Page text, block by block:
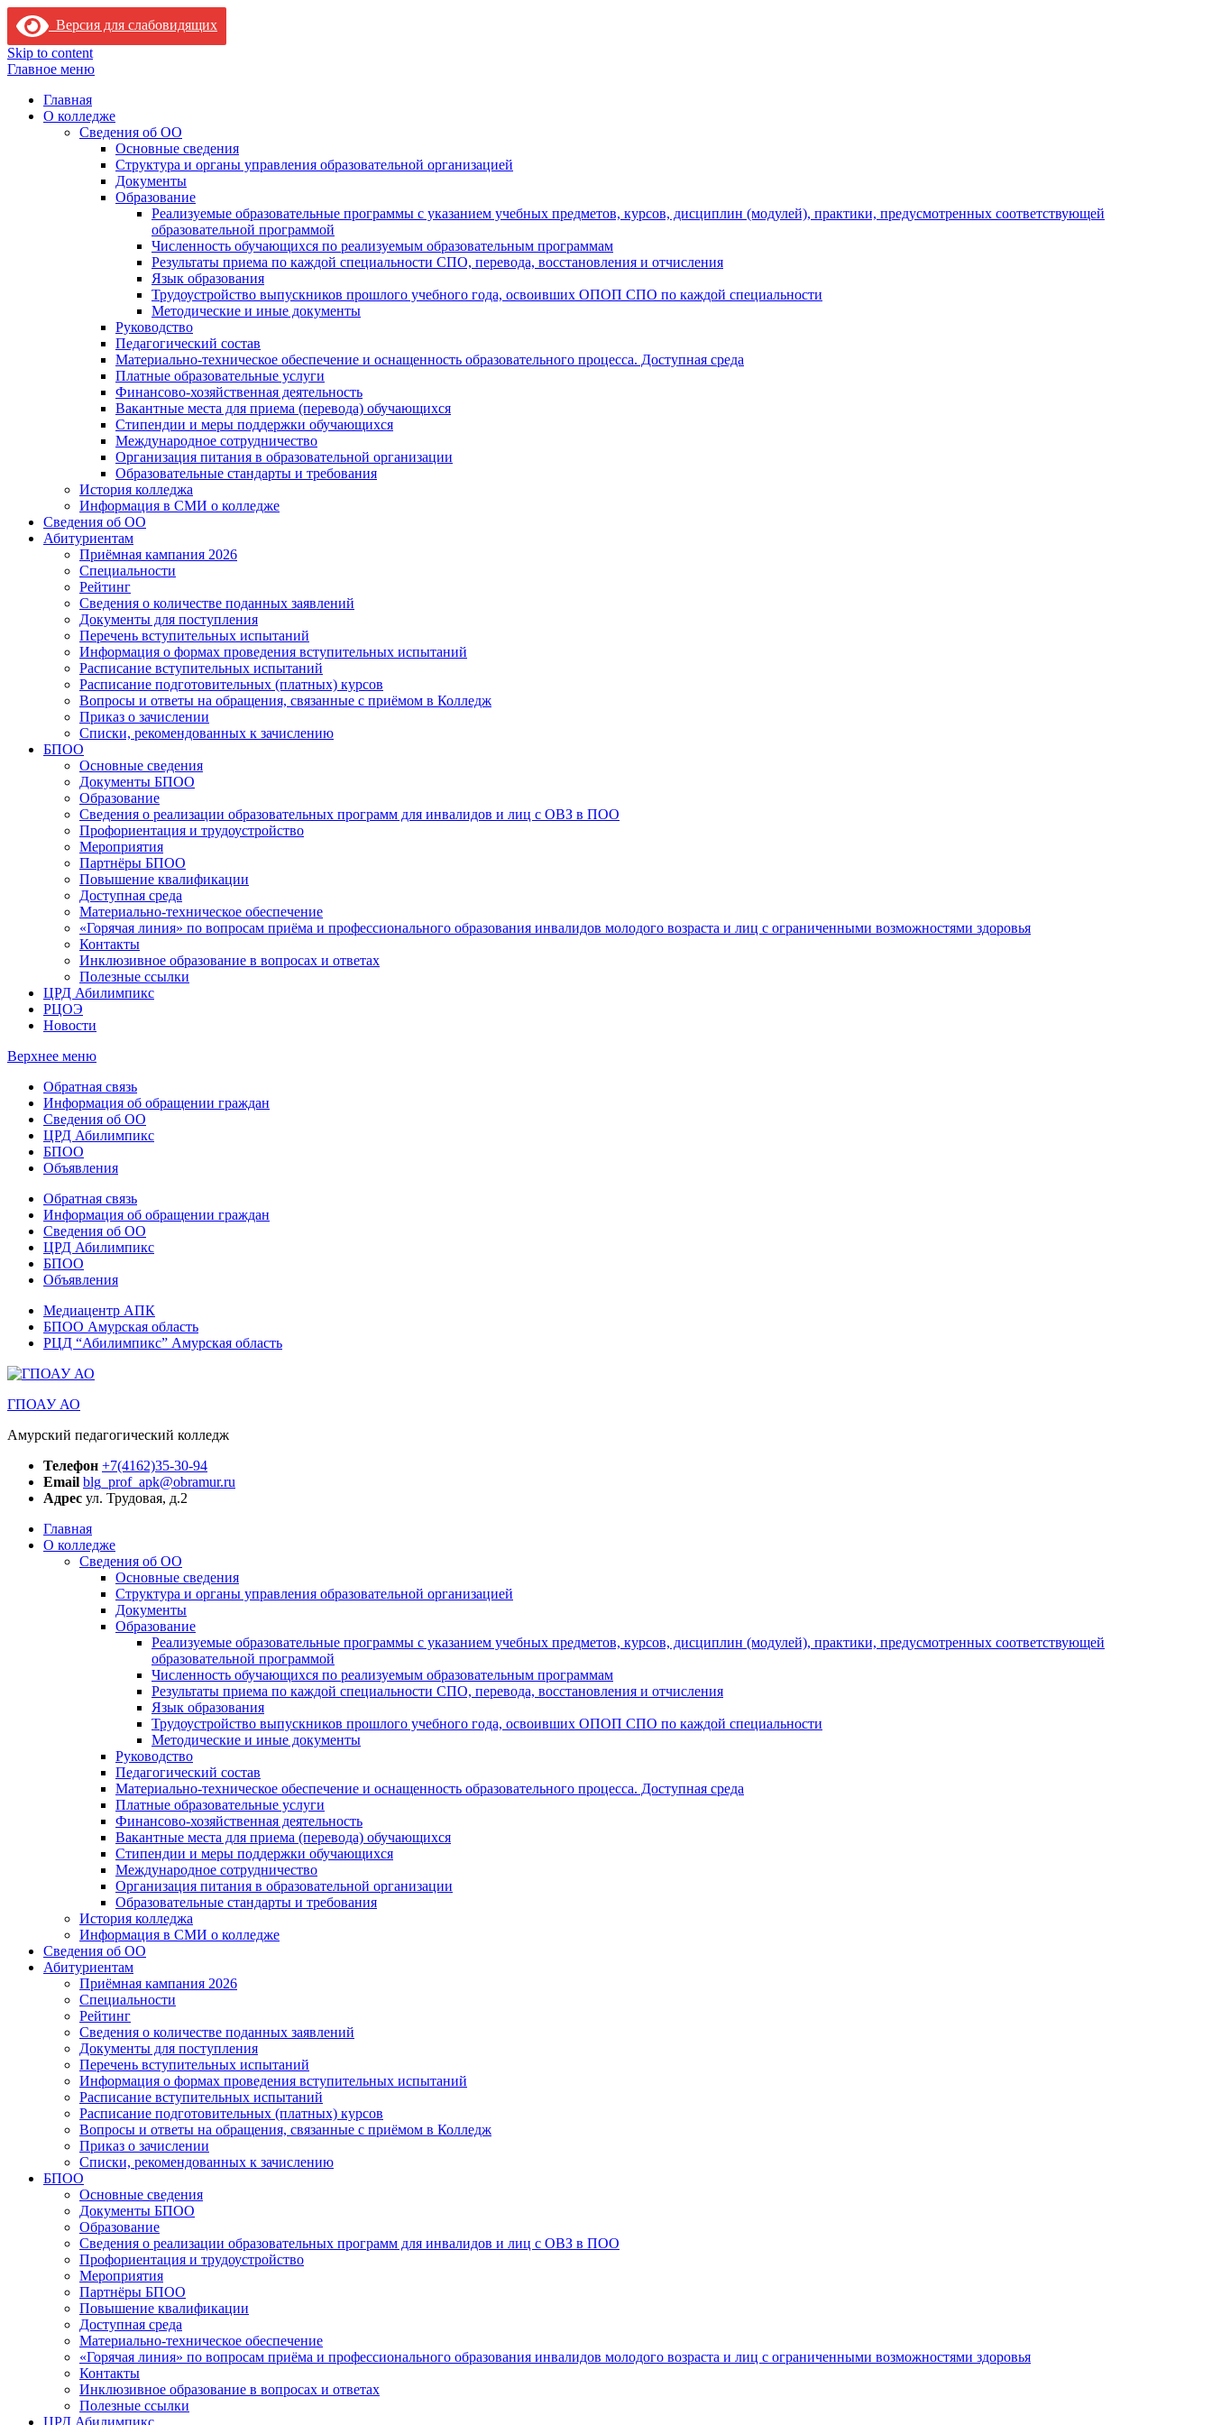
Версия для слабовидящих
Skip to content
Главное меню
Главная
О колледже
Сведения об ОО
Основные сведения
Структура и органы управления образовательной организацией
Документы
Образование
Реализуемые образовательные программы с указанием учебных предметов, курсов, дисциплин (модулей), практики, предусмотренных соответствующей
образовательной программой
Численность обучающихся по реализуемым образовательным программам
Результаты приема по каждой специальности СПО, перевода, восстановления и отчисления
Язык образования
Трудоустройство выпускников прошлого учебного года, освоивших ОПОП СПО по каждой специальности
Методические и иные документы
Руководство
Педагогический состав
Материально-техническое обеспечение и оснащенность образовательного процесса. Доступная среда
Платные образовательные услуги
Финансово-хозяйственная деятельность
Вакантные места для приема (перевода) обучающихся
Стипендии и меры поддержки обучающихся
Международное сотрудничество
Организация питания в образовательной организации
Образовательные стандарты и требования
История колледжа
Информация в СМИ о колледже
Сведения об ОО
Абитуриентам
Приёмная кампания 2026
Специальности
Рейтинг
Сведения о количестве поданных заявлений
Документы для поступления
Перечень вступительных испытаний
Информация о формах проведения вступительных испытаний
Расписание вступительных испытаний
Расписание подготовительных (платных) курсов
Вопросы и ответы на обращения, связанные с приёмом в Колледж
Приказ о зачислении
Списки, рекомендованных к зачислению
БПОО
Основные сведения
Документы БПОО
Образование
Сведения о реализации образовательных программ для инвалидов и лиц с ОВЗ в ПОО
Профориентация и трудоустройство
Мероприятия
Партнёры БПОО
Повышение квалификации
Доступная среда
Материально-техническое обеспечение
«Горячая линия» по вопросам приёма и профессионального образования инвалидов молодого возраста и лиц с ограниченными возможностями здоровья
Контакты
Инклюзивное образование в вопросах и ответах
Полезные ссылки
ЦРД Абилимпикс
РЦОЭ
Новости
Верхнее меню
Обратная связь
Информация об обращении граждан
Сведения об ОО
ЦРД Абилимпикс
БПОО
Объявления
Обратная связь
Информация об обращении граждан
Сведения об ОО
ЦРД Абилимпикс
БПОО
Объявления
Медиацентр АПК
БПОО Амурская область
РЦД “Абилимпикс” Амурская область
ГПОАУ АО
Амурский педагогический колледж
Телефон +7(4162)35-30-94
Email blg_prof_apk@obramur.ru
Адрес ул. Трудовая, д.2
Главная
О колледже
Сведения об ОО
Основные сведения
Структура и органы управления образовательной организацией
Документы
Образование
Реализуемые образовательные программы с указанием учебных предметов, курсов, дисциплин (модулей), практики, предусмотренных соответствующей
образовательной программой
Численность обучающихся по реализуемым образовательным программам
Результаты приема по каждой специальности СПО, перевода, восстановления и отчисления
Язык образования
Трудоустройство выпускников прошлого учебного года, освоивших ОПОП СПО по каждой специальности
Методические и иные документы
Руководство
Педагогический состав
Материально-техническое обеспечение и оснащенность образовательного процесса. Доступная среда
Платные образовательные услуги
Финансово-хозяйственная деятельность
Вакантные места для приема (перевода) обучающихся
Стипендии и меры поддержки обучающихся
Международное сотрудничество
Организация питания в образовательной организации
Образовательные стандарты и требования
История колледжа
Информация в СМИ о колледже
Сведения об ОО
Абитуриентам
Приёмная кампания 2026
Специальности
Рейтинг
Сведения о количестве поданных заявлений
Документы для поступления
Перечень вступительных испытаний
Информация о формах проведения вступительных испытаний
Расписание вступительных испытаний
Расписание подготовительных (платных) курсов
Вопросы и ответы на обращения, связанные с приёмом в Колледж
Приказ о зачислении
Списки, рекомендованных к зачислению
БПОО
Основные сведения
Документы БПОО
Образование
Сведения о реализации образовательных программ для инвалидов и лиц с ОВЗ в ПОО
Профориентация и трудоустройство
Мероприятия
Партнёры БПОО
Повышение квалификации
Доступная среда
Материально-техническое обеспечение
«Горячая линия» по вопросам приёма и профессионального образования инвалидов молодого возраста и лиц с ограниченными возможностями здоровья
Контакты
Инклюзивное образование в вопросах и ответах
Полезные ссылки
ЦРД Абилимпикс